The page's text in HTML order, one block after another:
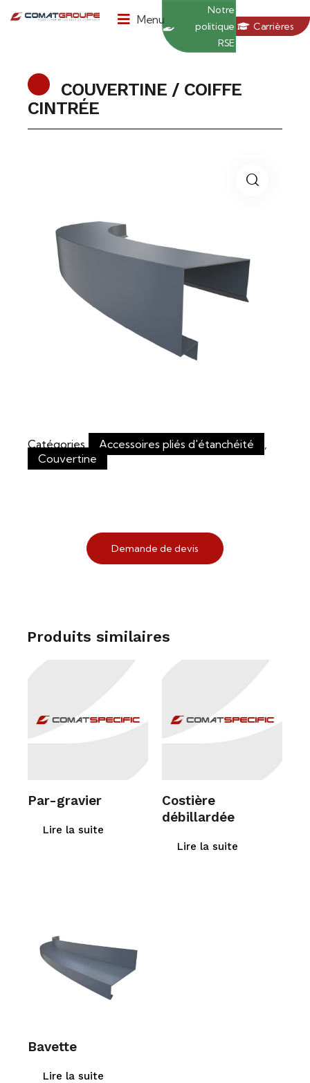
Menu
Notre
politique
RSE
Carrières
COUVERTINE / COIFFE
CINTRÉE
Catégories Accessoires pliés d'étanchéité
,
Couvertine
Demande de devis
Produits similaires
Par-gravier
Lire la suite
Costière
débillardée
Lire la suite
Bavette
Lire la suite